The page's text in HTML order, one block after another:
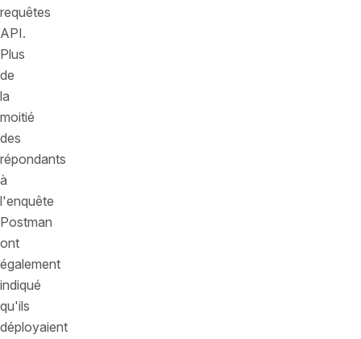
requêtes
API.
Plus
de
la
moitié
des
répondants
à
l'enquête
Postman
ont
également
indiqué
qu'ils
déployaient